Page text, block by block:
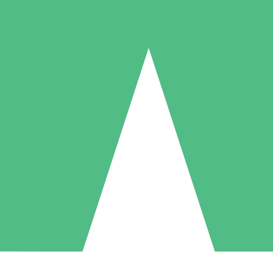
Individuelle Credit-Pakete
nach Bedarf mit Download-Credits. Keine monatliche Verpflichtung